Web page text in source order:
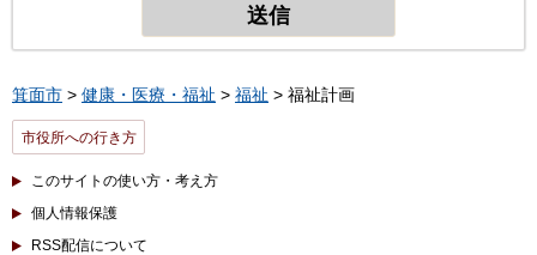
箕面市 > 健康・医療・福祉 > 福祉 > 福祉計画
市役所への行き方
このサイトの使い方・考え方
個人情報保護
RSS配信について